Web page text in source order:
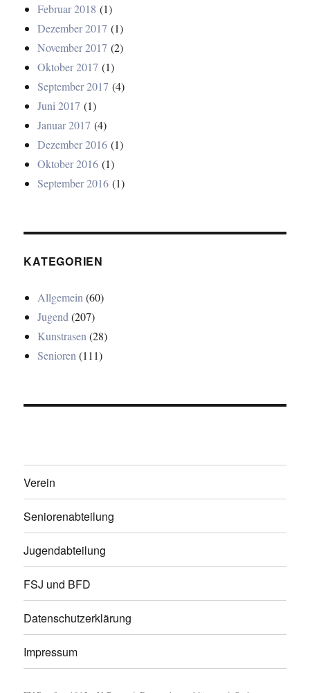
Februar 2018 (1)
Dezember 2017 (1)
November 2017 (2)
Oktober 2017 (1)
September 2017 (4)
Juni 2017 (1)
Januar 2017 (4)
Dezember 2016 (1)
Oktober 2016 (1)
September 2016 (1)
KATEGORIEN
Allgemein(60)
Jugend(207)
Kunstrasen(28)
Senioren(111)
Verein
Seniorenabteilung
Jugendabteilung
FSJ und BFD
Datenschutzerklärung
Impressum